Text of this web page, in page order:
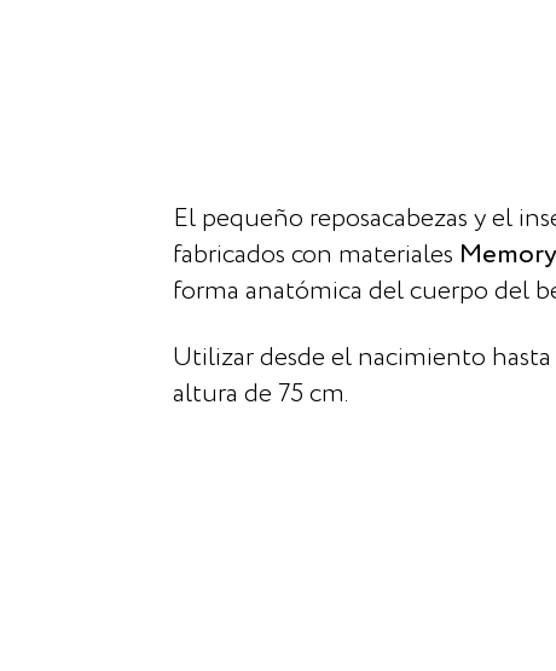
El pequeño reposacabezas y el
fabricados con materiales
forma anatómica del cuerpo del
Utilizar desde el nacimiento
altura de 75 cm.